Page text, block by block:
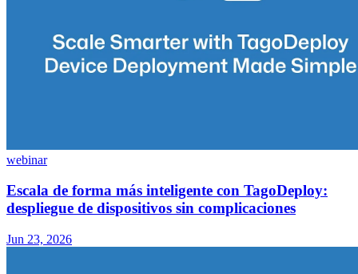
webinar
Escala de forma más inteligente con TagoDeploy:
despliegue de dispositivos sin complicaciones
Jun 23, 2026